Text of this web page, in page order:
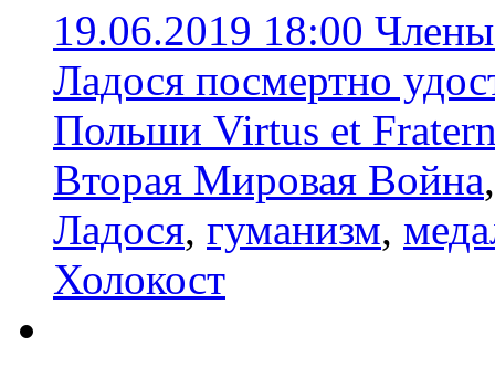
19.06.2019 18:00
Ладося посмертно
Польши Virtus et
Вторая Мировая Война
Ладося, гуманизм,
Холокост